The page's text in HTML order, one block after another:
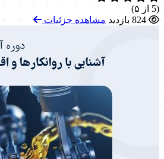
(5 از ۵)
824 بازدید
مشاهده جزئیات